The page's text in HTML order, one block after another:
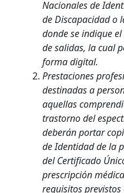
Nacionales de
de Discapacidad o
donde se indique
de salidas, la cual
forma digital.
Prestaciones
destinadas a
aquellas
trastorno del
deberán portar
de Identidad de la
del Certificado
prescripción
requisitos